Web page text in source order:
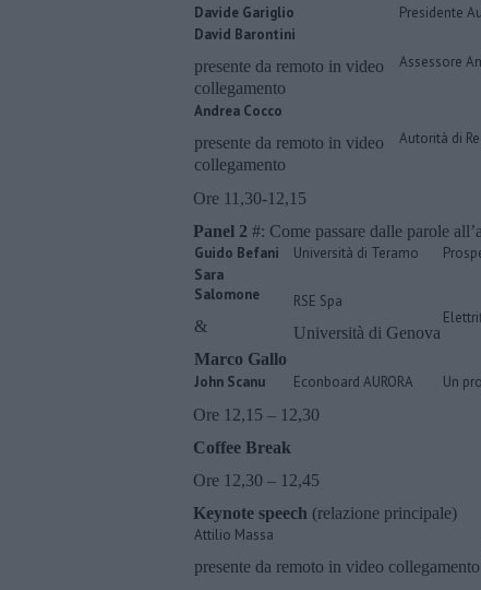
Davide Gariglio
Presidente
David Barontini
presente da remoto in video
collegamento
Assessore
Andrea Cocco
presente da remoto in video
collegamento
Autorità di
Ore 11,30-12,15
Panel 2 #: Come passare dalle parole
Guido Befani
Università di Teramo
Sara
Salomone
&
Marco Gallo
RSE Spa
Università di Genova
John Scanu Econboard AURORA
Un
Ore 12,15 – 12,30
Coffee Break
Ore 12,30 – 12,45
Keynote speech (relazione principale)
Attilio Massa
presente da remoto in video collegamento